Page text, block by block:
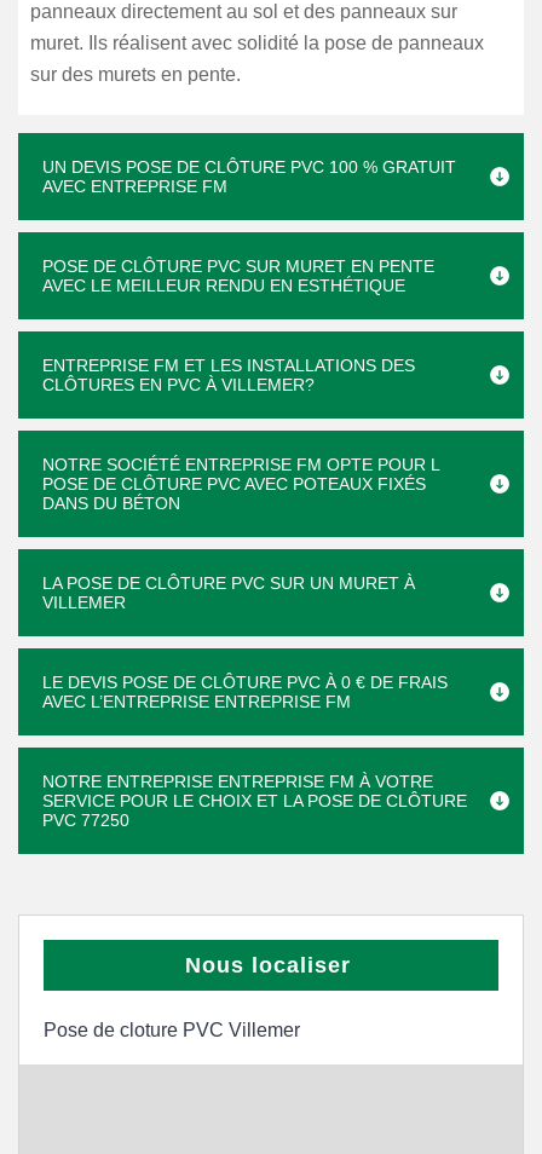
panneaux directement au sol et des panneaux sur
muret. Ils réalisent avec solidité la pose de panneaux
sur des murets en pente.
UN DEVIS POSE DE CLÔTURE PVC 100 % GRATUIT
AVEC ENTREPRISE FM
POSE DE CLÔTURE PVC SUR MURET EN PENTE
AVEC LE MEILLEUR RENDU EN ESTHÉTIQUE
ENTREPRISE FM ET LES INSTALLATIONS DES
CLÔTURES EN PVC À VILLEMER?
NOTRE SOCIÉTÉ ENTREPRISE FM OPTE POUR L
POSE DE CLÔTURE PVC AVEC POTEAUX FIXÉS
DANS DU BÉTON
LA POSE DE CLÔTURE PVC SUR UN MURET À
VILLEMER
LE DEVIS POSE DE CLÔTURE PVC À 0 € DE FRAIS
AVEC L’ENTREPRISE ENTREPRISE FM
NOTRE ENTREPRISE ENTREPRISE FM À VOTRE
SERVICE POUR LE CHOIX ET LA POSE DE CLÔTURE
PVC 77250
Nous localiser
Pose de cloture PVC Villemer